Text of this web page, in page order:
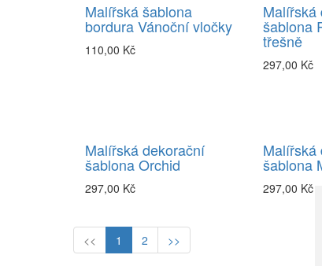
Malířská šablona
bordura Vánoční vločky
110,00 Kč
Malířská
šablona
třešně
297,00 Kč
Malířská dekorační
šablona Orchid
297,00 Kč
Malířská
šablona
297,00 Kč
<< 1 2 >>